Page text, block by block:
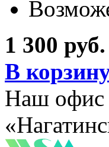
1 300 руб.
В
Наш офис